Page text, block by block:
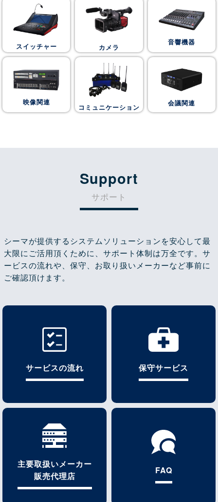
スイッチャー カメラ
音響機器
映像関連
コミュニケーション 会議関連
Support
サポート
シーマが提供するシステムソリューションを安心して最
大限にご活用頂くために、サポート体制は万全です。サ
ービスの流れや、保守、お取り扱いメーカーなど事前に
ご確認頂けます。
サービスの流れ 保守サービス
主要取扱いメーカー
販売代理店
FAQ